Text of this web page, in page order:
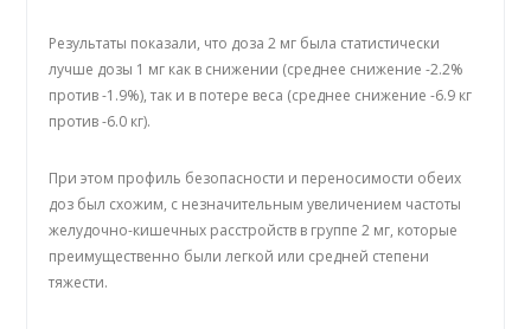
Результаты показали, что доза 2 мг была статистически
лучше дозы 1 мг как в снижении (среднее снижение -2.2%
против -1.9%), так и в потере веса (среднее снижение -6.9 кг
против -6.0 кг).
При этом профиль безопасности и переносимости обеих
доз был схожим, с незначительным увеличением частоты
желудочно-кишечных расстройств в группе 2 мг, которые
преимущественно были легкой или средней степени
тяжести.